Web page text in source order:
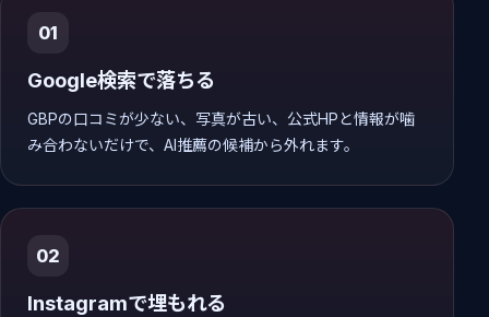
01
Google検索で落ちる
GBPの口コミが少ない、写真が古い、公式HPと情報が噛
み合わないだけで、AI推薦の候補から外れます。
02
Instagramで埋もれる